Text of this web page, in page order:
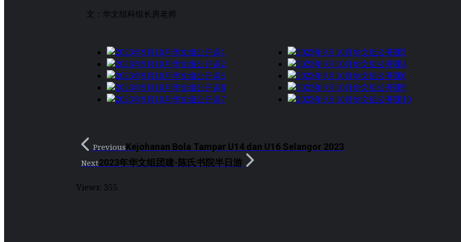
文：华文组科组长房老师
PreviousKejohanan Bola Tampar U14 dan U16 Selangor 2023
Next2023年华文组团建-陈氏书院半日游
Views: 355